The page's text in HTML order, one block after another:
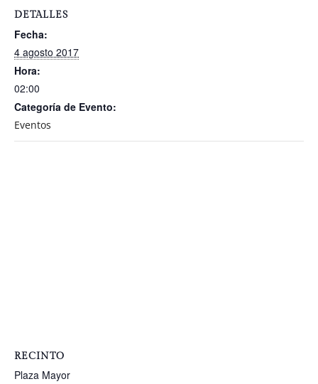
DETALLES
Fecha:
4 agosto 2017
Hora:
02:00
Categoría de Evento:
Eventos
RECINTO
Plaza Mayor